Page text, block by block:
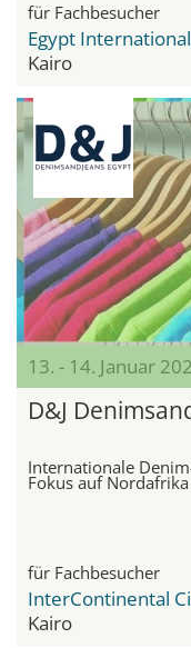
für Fachbesucher
Egypt
Kairo
13. - 14. Januar
D&J
Internationale
Fokus auf Nordafrika
für Fachbesucher
InterContinental
Kairo